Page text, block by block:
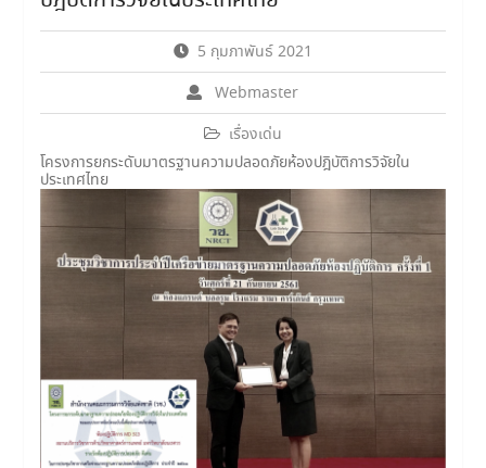
5 กุมภาพันธ์ 2021
Webmaster
เรื่องเด่น
โครงการยกระดับมาตรฐานความปลอดภัยห้องปฎิบัติการวิจัยใน
ประเทศไทย